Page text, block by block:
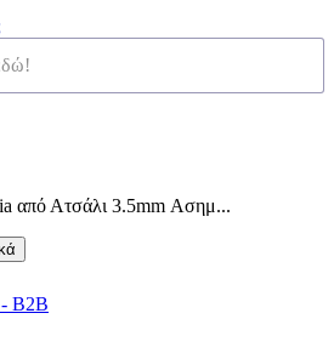
από Ατσάλι 3.5mm Ασημ...
- B2B